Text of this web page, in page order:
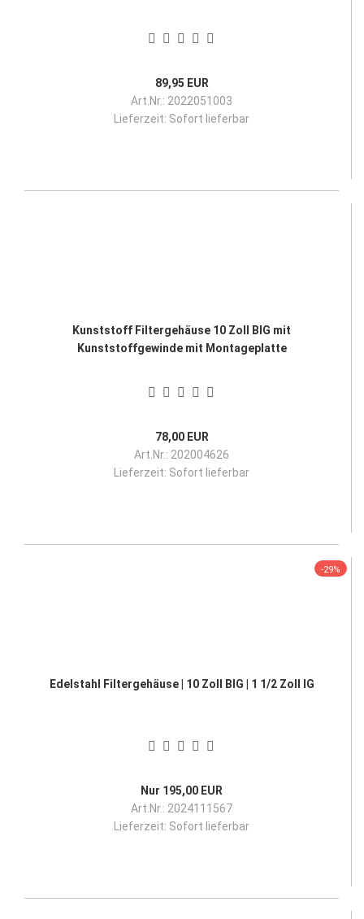
89,95 EUR
Art.Nr.: 2022051003
Lieferzeit: Sofort lieferbar
Kunststoff Filtergehäuse 10 Zoll BIG mit
Kunststoffgewinde mit Montageplatte
78,00 EUR
Art.Nr.: 202004626
Lieferzeit: Sofort lieferbar
-29%
Edelstahl Filtergehäuse | 10 Zoll BIG | 1 1/2 Zoll IG
Nur 195,00 EUR
Art.Nr.: 2024111567
Lieferzeit: Sofort lieferbar